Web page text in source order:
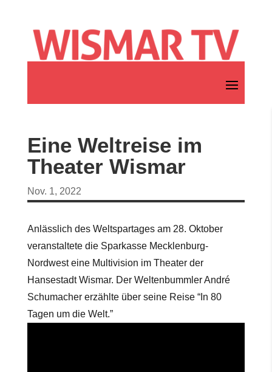
Eine Weltreise im
Theater Wismar
Nov. 1, 2022
Anlässlich des Weltspartages am 28. Oktober
veranstaltete die Sparkasse Mecklenburg-
Nordwest eine Multivision im Theater der
Hansestadt Wismar. Der Weltenbummler André
Schumacher erzählte über seine Reise “In 80
Tagen um die Welt.”